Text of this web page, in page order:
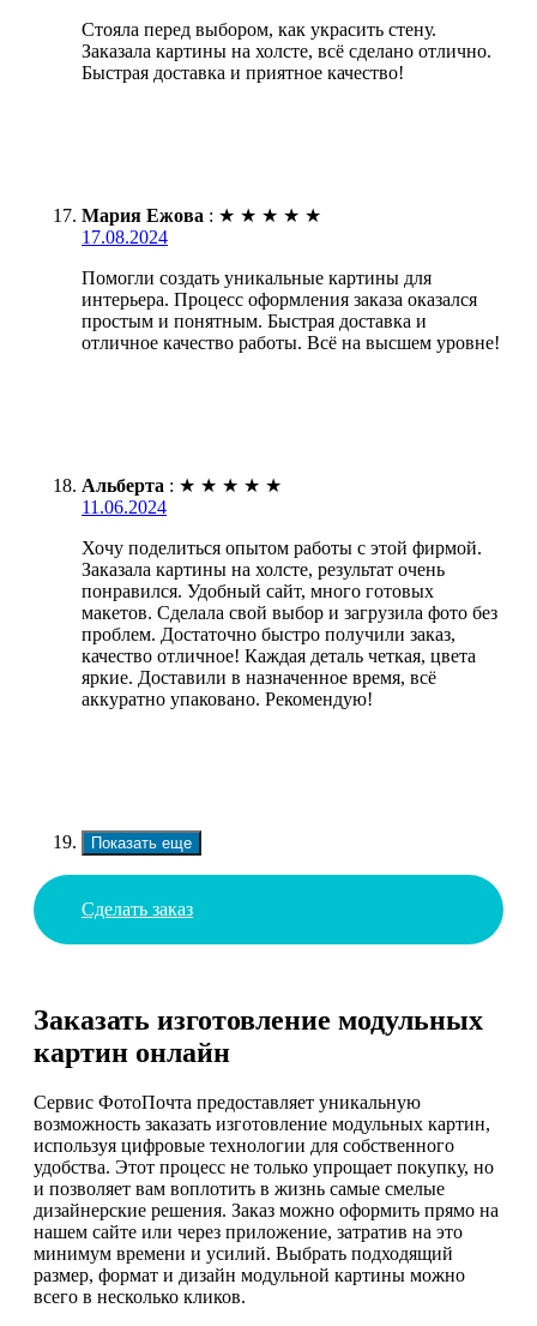
Стояла перед выбором, как украсить стену.
Заказала картины на холсте, всё сделано отлично.
Быстрая доставка и приятное качество!
Мария Ежова : ★ ★ ★ ★ ★
17.08.2024
Помогли создать уникальные картины для
интерьера. Процесс оформления заказа оказался
простым и понятным. Быстрая доставка и
отличное качество работы. Всё на высшем уровне!
Альберта : ★ ★ ★ ★ ★
11.06.2024
Хочу поделиться опытом работы с этой фирмой.
Заказала картины на холсте, результат очень
понравился. Удобный сайт, много готовых
макетов. Сделала свой выбор и загрузила фото без
проблем. Достаточно быстро получили заказ,
качество отличное! Каждая деталь четкая, цвета
яркие. Доставили в назначенное время, всё
аккуратно упаковано. Рекомендую!
Показать еще
Сделать заказ
Заказать изготовление модульных
картин онлайн
Сервис ФотоПочта предоставляет уникальную
возможность заказать изготовление модульных картин,
используя цифровые технологии для собственного
удобства. Этот процесс не только упрощает покупку, но
и позволяет вам воплотить в жизнь самые смелые
дизайнерские решения. Заказ можно оформить прямо на
нашем сайте или через приложение, затратив на это
минимум времени и усилий. Выбрать подходящий
размер, формат и дизайн модульной картины можно
всего в несколько кликов.